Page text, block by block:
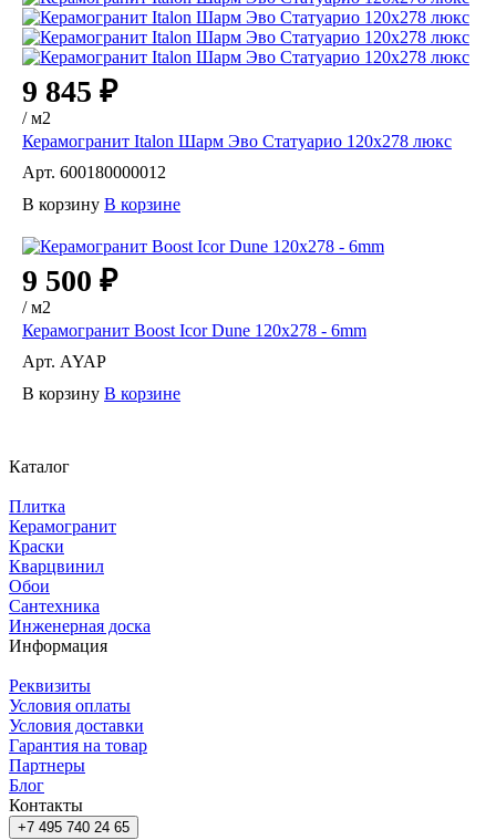
9 845 ₽
/ м2
Керамогранит Italon Шарм Эво Статуарио 120х278 люкс
Арт. 600180000012
В корзину В корзине
9 500 ₽
/ м2
Керамогранит Boost Icor Dune 120x278 - 6mm
Арт. AYAP
В корзину В корзине
Каталог
Плитка
Керамогранит
Краски
Кварцвинил
Обои
Сантехника
Инженерная доска
Информация
Реквизиты
Условия оплаты
Условия доставки
Гарантия на товар
Партнеры
Блог
Контакты
+7 495 740 24 65